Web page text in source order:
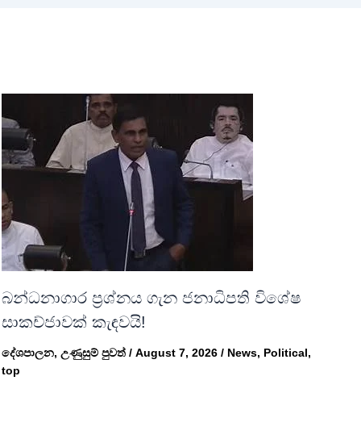
බන්ධනාගාර ප්‍රශ්නය ගැන ජනාධිපති විශේෂ
සාකච්ජාවක් කැඳවයි!
දේශපාලන, උණුසුම් පුවත්/ August 7, 2026 / News, Political,
top